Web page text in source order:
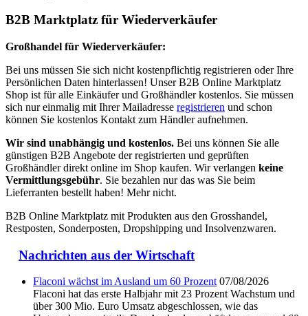
B2B Marktplatz für Wiederverkäufer
Großhandel für Wiederverkäufer:
Bei uns müssen Sie sich nicht kostenpflichtig registrieren oder Ihre
Persönlichen Daten hinterlassen! Unser B2B Online Marktplatz
Shop ist für alle Einkäufer und Großhändler kostenlos. Sie müssen
sich nur einmalig mit Ihrer Mailadresse registrieren und schon
können Sie kostenlos Kontakt zum Händler aufnehmen.
Wir sind unabhängig und kostenlos. Bei uns können Sie alle
günstigen B2B Angebote der registrierten und geprüften
Großhändler direkt online im Shop kaufen. Wir verlangen keine
Vermittlungsgebühr. Sie bezahlen nur das was Sie beim
Lieferranten bestellt haben! Mehr nicht.
B2B Online Marktplatz mit Produkten aus den Grosshandel,
Restposten, Sonderposten, Dropshipping und Insolvenzwaren.
Nachrichten aus der Wirtschaft
Flaconi wächst im Ausland um 60 Prozent 07/08/2026
Flaconi hat das erste Halbjahr mit 23 Prozent Wachstum und
über 300 Mio. Euro Umsatz abgeschlossen, wie das